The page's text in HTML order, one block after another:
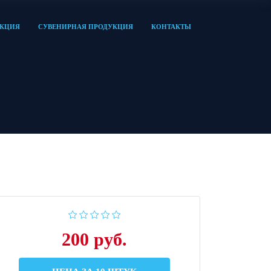
СУВЕНИРНАЯ ПРОДУКЦИЯ КОНТАКТЫ
200 руб.